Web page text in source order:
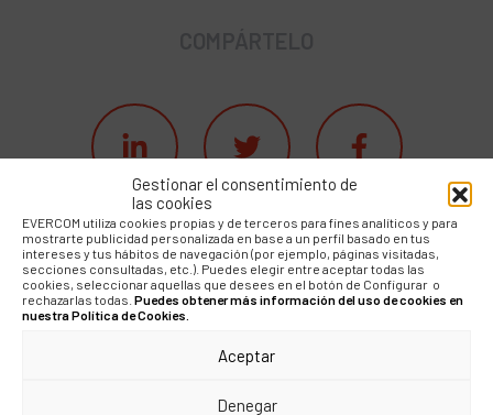
Gestionar el consentimiento de
las cookies
EVERCOM utiliza cookies propias y de terceros para fines analíticos y para
mostrarte publicidad personalizada en base a un perfil basado en tus
intereses y tus hábitos de navegación (por ejemplo, páginas visitadas,
secciones consultadas, etc.). Puedes elegir entre aceptar todas las
cookies, seleccionar aquellas que desees en el botón de Configurar o
rechazarlas todas. Puedes obtener más información del uso de cookies en
nuestra Política de Cookies.
Aceptar
Denegar
¿Qué puede